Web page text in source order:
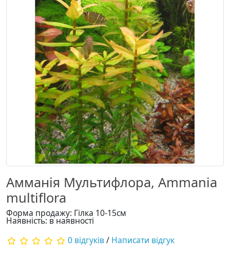
Амманія Мультифлора, Ammania
multiflora
Форма продажу: Гілка 10-15см
Наявність: в наявності
0 відгуків/ Написати відгук